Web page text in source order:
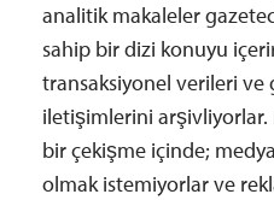
analitik makaleler
sahip bir dizi konuyu
transaksiyonel verileri ve
iletişimlerini
bir çekişme içinde;
olmak istemiyorlar ve